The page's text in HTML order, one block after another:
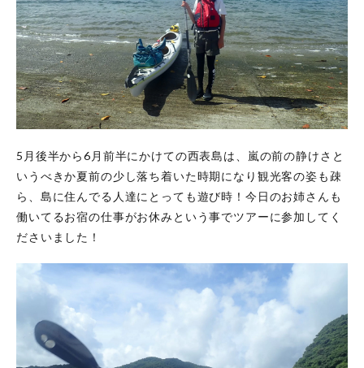
5月後半から6月前半にかけての西表島は、嵐の前の静けさと
いうべきか夏前の少し落ち着いた時期になり観光客の姿も疎
ら、島に住んでる人達にとっても遊び時！今日のお姉さんも
働いてるお宿の仕事がお休みという事でツアーに参加してく
ださいました！